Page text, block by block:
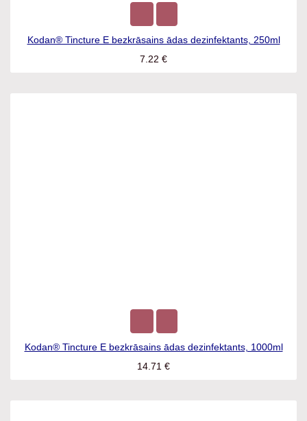
Kodan® Tincture E bezkrāsains ādas dezinfektants, 250ml
7.22 €
Kodan® Tincture E bezkrāsains ādas dezinfektants, 1000ml
14.71€